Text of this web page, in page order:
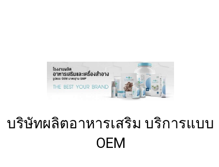
บริษัทผลิตอาหารเสริม บริการแบบ
OEM